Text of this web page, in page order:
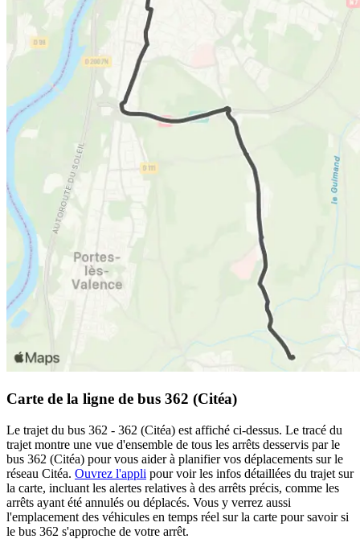
Carte de la ligne de bus 362 (Citéa)
Le trajet du bus 362 - 362 (Citéa) est affiché ci-dessus. Le tracé du
trajet montre une vue d'ensemble de tous les arrêts desservis par le
bus 362 (Citéa) pour vous aider à planifier vos déplacements sur le
réseau Citéa. Ouvrez l'appli pour voir les infos détaillées du trajet sur
la carte, incluant les alertes relatives à des arrêts précis, comme les
arrêts ayant été annulés ou déplacés. Vous y verrez aussi
l'emplacement des véhicules en temps réel sur la carte pour savoir si
le bus 362 s'approche de votre arrêt.